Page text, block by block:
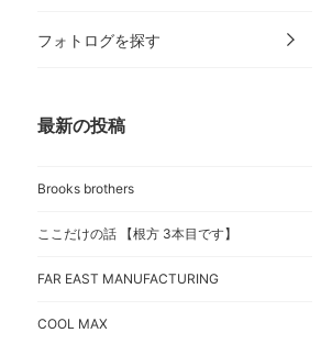
フォトログを探す
最新の投稿
Brooks brothers
ここだけの話 【根方 3本目です】
FAR EAST MANUFACTURING
COOL MAX